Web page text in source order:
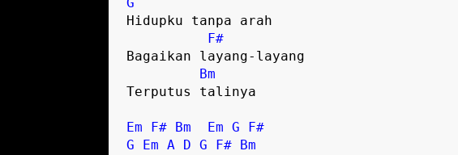
Hidupku tanpa arah
F#
Bagaikan layang-layang
Bm
Terputus talinya
Em F# Bm Em G
F#
G
Em A D G F# Bm